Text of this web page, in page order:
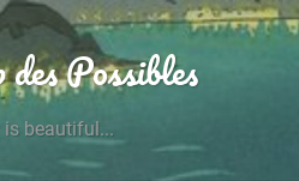
Possibles
is beautiful...